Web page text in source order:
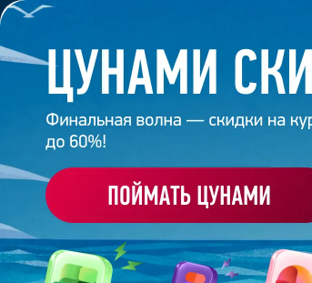
Главная/Блог/Цвет осени 2026
18 июня 2026 7минут 1
ЦВЕТ ОСЕНИ